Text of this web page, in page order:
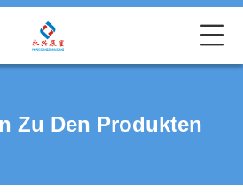
Zu Den Produkten